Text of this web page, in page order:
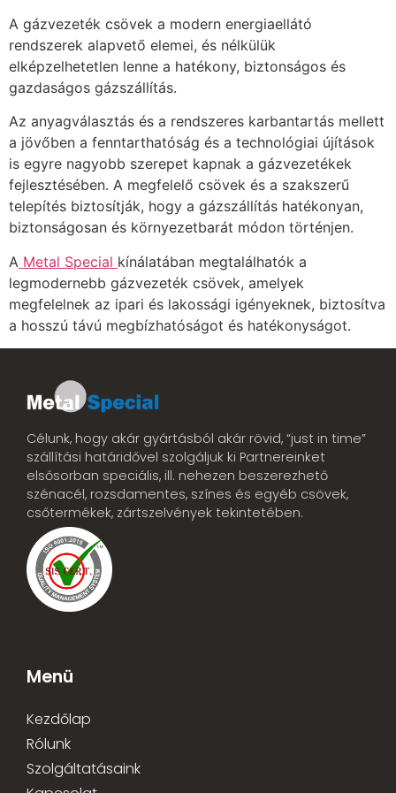
A gázvezeték csövek a modern energiaellátó
rendszerek alapvető elemei, és nélkülük
elképzelhetetlen lenne a hatékony, biztonságos és
gazdaságos gázszállítás.
Az anyagválasztás és a rendszeres karbantartás mellett
a jövőben a fenntarthatóság és a technológiai újítások
is egyre nagyobb szerepet kapnak a gázvezetékek
fejlesztésében. A megfelelő csövek és a szakszerű
telepítés biztosítják, hogy a gázszállítás hatékonyan,
biztonságosan és környezetbarát módon történjen.
A Metal Special kínálatában megtalálhatók a
legmodernebb gázvezeték csövek, amelyek
megfelelnek az ipari és lakossági igényeknek, biztosítva
a hosszú távú megbízhatóságot és hatékonyságot.
Célunk, hogy akár gyártásból akár rövid, “just in time”
szállítási határidővel szolgáljuk ki Partnereinket
elsősorban speciális, ill. nehezen beszerezhető
szénacél, rozsdamentes, színes és egyéb csövek,
csőtermékek, zártszelvények tekintetében.
Menü
Kezdőlap
Rólunk
Szolgáltatásaink